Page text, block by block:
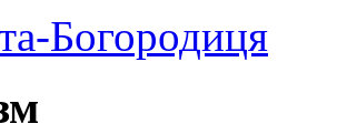
Богородиця